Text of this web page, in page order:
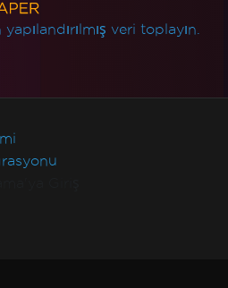
veri toplayın.